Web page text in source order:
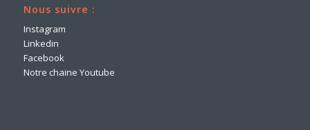
Nous suivre :
Instagram
Linkedin
Facebook
Notre chaine Youtube